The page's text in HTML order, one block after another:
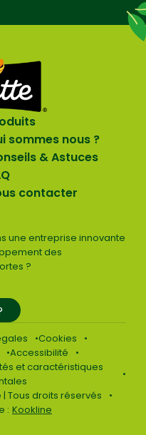
sommes nous ?
& Astuces
contacter
une entreprise innovante
des
?
Cookies
Accessibilité
et caractéristiques
Tous droits réservés
: Kookline